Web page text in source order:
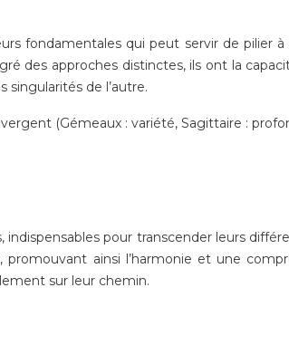
fondamentales qui peut servir de pilier
des approches distinctes, ils ont la
de l’autre.
(Gémeaux : variété, Sagittaire :
pour transcender leurs
promouvant ainsi l’harmonie et une
sur leur chemin.